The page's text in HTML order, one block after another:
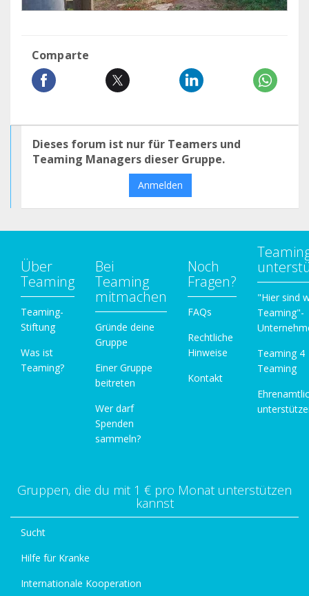
Comparte
Dieses forum ist nur für Teamers und
Teaming Managers dieser Gruppe.
Anmelden
Über
Teaming
Teaming-
Stiftung
Was ist
Teaming?
Bei
Teaming
mitmachen
Gründe deine
Gruppe
Einer Gruppe
beitreten
Wer darf
Spenden
sammeln?
Noch
Fragen?
FAQs
Rechtliche
Hinweise
Kontakt
"Hier sind
Teaming"-
Teaming 4
Teaming
Gruppen, die du mit 1 € pro Monat unterstützen
kannst
Sucht
Hilfe für Kranke
Internationale Kooperation